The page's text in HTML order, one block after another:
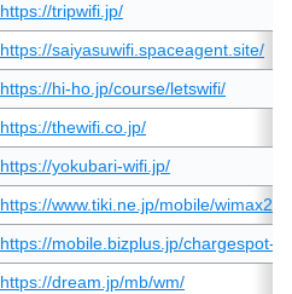
https://tripwifi.jp/
https://saiyasuwifi.spaceagent.site/
https://hi-ho.jp/course/letswifi/
https://thewifi.co.jp/
https://yokubari-wifi.jp/
https://www.tiki.ne.jp/mobile/
https://mobile.bizplus.jp/chargespot-
https://dream.jp/mb/wm/